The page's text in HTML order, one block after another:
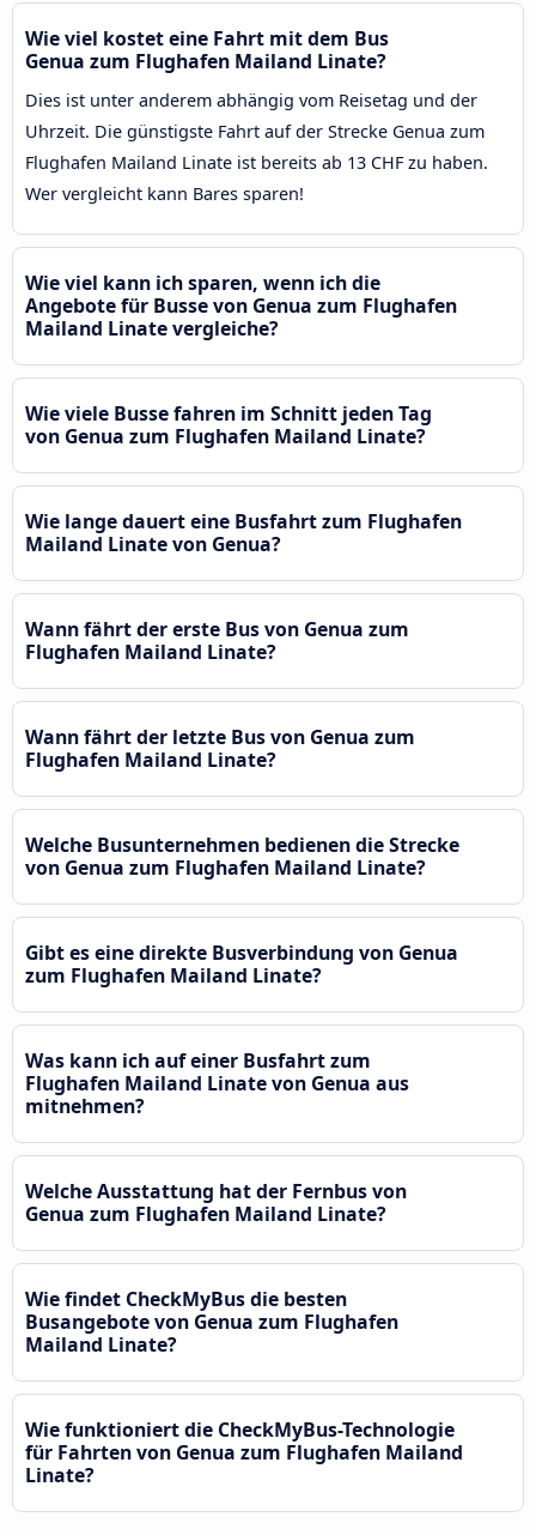
Wie viel kostet eine Fahrt mit dem Bus
Genua zum Flughafen Mailand Linate?
Dies ist unter anderem abhängig vom Reisetag und der
Uhrzeit. Die günstigste Fahrt auf der Strecke Genua zum
Flughafen Mailand Linate ist bereits ab 13 CHF zu haben.
Wer vergleicht kann Bares sparen!
Wie viel kann ich sparen, wenn ich die
Angebote für Busse von Genua zum Flughafen
Mailand Linate vergleiche?
Wie viele Busse fahren im Schnitt jeden Tag
von Genua zum Flughafen Mailand Linate?
Wie lange dauert eine Busfahrt zum Flughafen
Mailand Linate von Genua?
Wann fährt der erste Bus von Genua zum
Flughafen Mailand Linate?
Wann fährt der letzte Bus von Genua zum
Flughafen Mailand Linate?
Welche Busunternehmen bedienen die Strecke
von Genua zum Flughafen Mailand Linate?
Gibt es eine direkte Busverbindung von Genua
zum Flughafen Mailand Linate?
Was kann ich auf einer Busfahrt zum
Flughafen Mailand Linate von Genua aus
mitnehmen?
Welche Ausstattung hat der Fernbus von
Genua zum Flughafen Mailand Linate?
Wie findet CheckMyBus die besten
Busangebote von Genua zum Flughafen
Mailand Linate?
Wie funktioniert die CheckMyBus-Technologie
für Fahrten von Genua zum Flughafen Mailand
Linate?